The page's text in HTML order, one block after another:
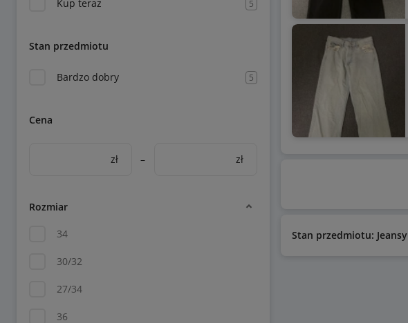
Kup teraz 5
Stan przedmiotu
Bardzo dobry 5
Cena
zł – zł
Rozmiar
34
30/32
27/34
36
Stan przedmiotu: Jeansy